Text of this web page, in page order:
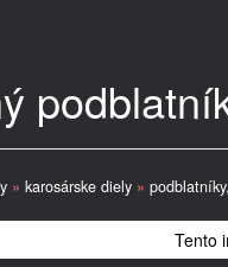
» karosárske diely »
Tento